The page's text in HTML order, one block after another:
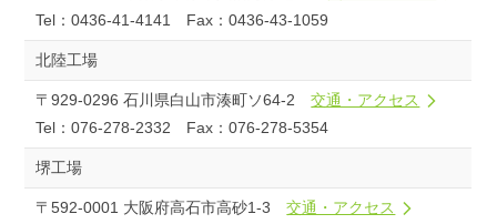
Tel：0436-41-4141 Fax：0436-43-1059
北陸工場
〒929-0296 石川県白山市湊町ソ64-2交通・アクセス
Tel：076-278-2332 Fax：076-278-5354
堺工場
〒592-0001 大阪府高石市高砂1-3交通・アクセス